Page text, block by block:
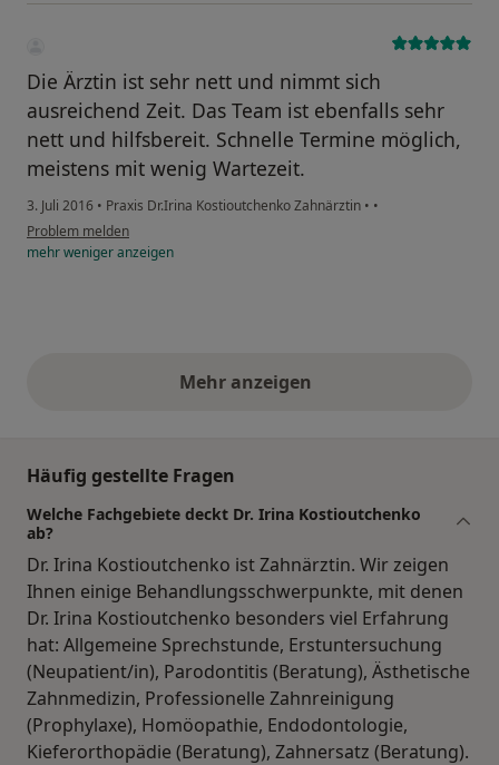
Die Ärztin ist sehr nett und nimmt sich
ausreichend Zeit. Das Team ist ebenfalls sehr
nett und hilfsbereit. Schnelle Termine möglich,
meistens mit wenig Wartezeit.
3. Juli 2016 • Praxis Dr.Irina Kostioutchenko Zahnärztin • •
Problem melden
mehrwenigeranzeigen
Mehr anzeigenobige Stellungnahmen
Häufig gestellte Fragen
Welche Fachgebiete deckt Dr. Irina Kostioutchenko
ab?
Dr. Irina Kostioutchenko ist Zahnärztin. Wir zeigen
Ihnen einige Behandlungsschwerpunkte, mit denen
Dr. Irina Kostioutchenko besonders viel Erfahrung
hat: Allgemeine Sprechstunde, Erstuntersuchung
(Neupatient/in), Parodontitis (Beratung), Ästhetische
Zahnmedizin, Professionelle Zahnreinigung
(Prophylaxe), Homöopathie, Endodontologie,
Kieferorthopädie (Beratung), Zahnersatz (Beratung).